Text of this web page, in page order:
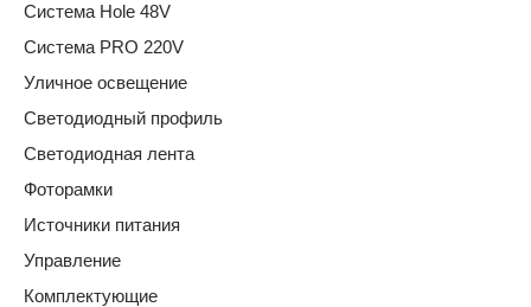
Система Hole 48V
Система PRO 220V
Уличное освещение
Светодиодный профиль
Светодиодная лента
Фоторамки
Источники питания
Управление
Комплектующие